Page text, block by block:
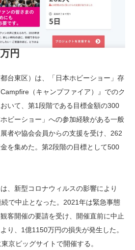
円
台東区）は、「日本ホビーショー」存
（キャンプファイア）』でのク
いて、第1段階である目標金額の300
ビーショー」への参加経験がある一般
者や協会会員からの支援を受け、262
を集めた。第2段階の目標として500
、新型コロナウィルスの影響により
で中止となった。2021年は緊急事態
客開催の要請を受け、開催直前に中止
り、1億1150万円の損失が発生した。
京ビッグサイトで開催する。